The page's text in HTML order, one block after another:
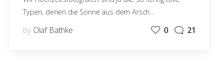
Typen, denen die Sonne aus dem Arsch…
by Olaf Bathke 0 21